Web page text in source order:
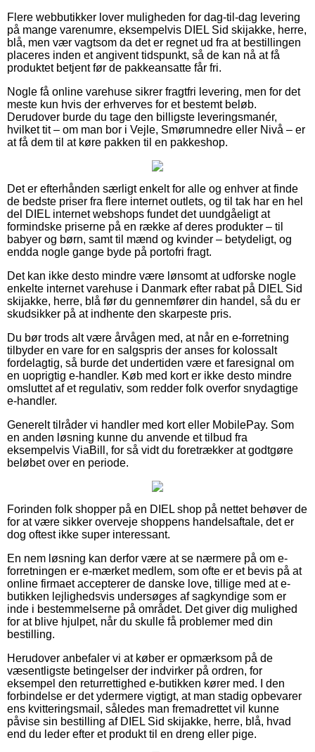
Flere webbutikker lover muligheden for dag-til-dag levering
på mange varenumre, eksempelvis DIEL Sid skijakke, herre,
blå, men vær vagtsom da det er regnet ud fra at bestillingen
placeres inden et angivent tidspunkt, så de kan nå at få
produktet betjent før de pakkeansatte får fri.
Nogle få online varehuse sikrer fragtfri levering, men for det
meste kun hvis der erhverves for et bestemt beløb.
Derudover burde du tage den billigste leveringsmanér,
hvilket tit – om man bor i Vejle, Smørumnedre eller Nivå – er
at få dem til at køre pakken til en pakkeshop.
Det er efterhånden særligt enkelt for alle og enhver at finde
de bedste priser fra flere internet outlets, og til tak har en hel
del DIEL internet webshops fundet det uundgåeligt at
formindske priserne på en række af deres produkter – til
babyer og børn, samt til mænd og kvinder – betydeligt, og
endda nogle gange byde på portofri fragt.
Det kan ikke desto mindre være lønsomt at udforske nogle
enkelte internet varehuse i Danmark efter rabat på DIEL Sid
skijakke, herre, blå før du gennemfører din handel, så du er
skudsikker på at indhente den skarpeste pris.
Du bør trods alt være årvågen med, at når en e-forretning
tilbyder en vare for en salgspris der anses for kolossalt
fordelagtig, så burde det undertiden være et faresignal om
en uoprigtig e-handler. Køb med kort er ikke desto mindre
omsluttet af et regulativ, som redder folk overfor snydagtige
e-handler.
Generelt tilråder vi handler med kort eller MobilePay. Som
en anden løsning kunne du anvende et tilbud fra
eksempelvis ViaBill, for så vidt du foretrækker at godtgøre
beløbet over en periode.
Forinden folk shopper på en DIEL shop på nettet behøver de
for at være sikker overveje shoppens handelsaftale, det er
dog oftest ikke super interessant.
En nem løsning kan derfor være at se nærmere på om e-
forretningen er e-mærket medlem, som ofte er et bevis på at
online firmaet accepterer de danske love, tillige med at e-
butikken lejlighedsvis undersøges af sagkyndige som er
inde i bestemmelserne på området. Det giver dig mulighed
for at blive hjulpet, når du skulle få problemer med din
bestilling.
Herudover anbefaler vi at køber er opmærksom på de
væsentligste betingelser der indvirker på ordren, for
eksempel den returrettighed e-butikken kører med. I den
forbindelse er det ydermere vigtigt, at man stadig opbevarer
ens kvitteringsmail, således man fremadrettet vil kunne
påvise sin bestilling af DIEL Sid skijakke, herre, blå, hvad
end du leder efter et produkt til en dreng eller pige.